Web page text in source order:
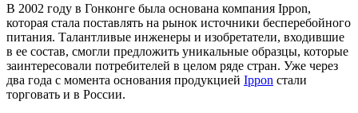
В 2002 году в Гонконге была основана компания Ippon,
которая стала поставлять на рынок источники бесперебойного
питания. Талантливые инженеры и изобретатели, входившие
в ее состав, смогли предложить уникальные образцы, которые
заинтересовали потребителей в целом ряде стран. Уже через
два года с момента основания продукцией Ippon стали
торговать и в России.